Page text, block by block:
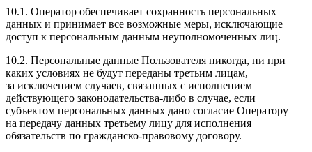
10.1. Оператор обеспечивает сохранность персональных
данных и принимает все возможные меры, исключающие
доступ к персональным данным неуполномоченных лиц.
10.2. Персональные данные Пользователя никогда, ни при
каких условиях не будут переданы третьим лицам,
за исключением случаев, связанных с исполнением
действующего законодательства-либо в случае, если
субъектом персональных данных дано согласие Оператору
на передачу данных третьему лицу для исполнения
обязательств по гражданско-правовому договору.